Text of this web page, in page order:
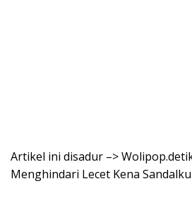
Artikel ini disadur –>
Menghindari Lecet Kena